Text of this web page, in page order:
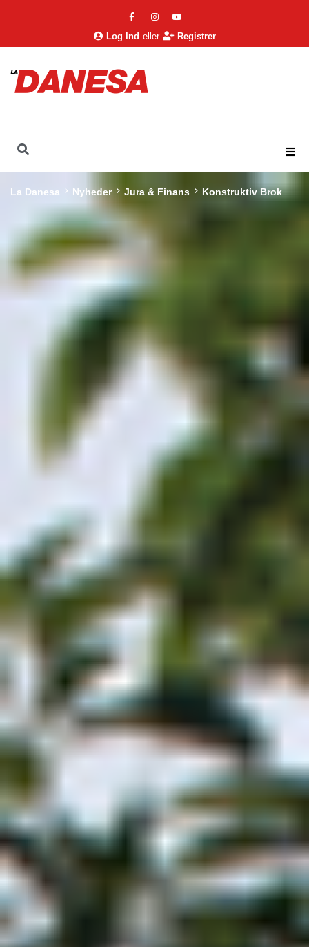
Log Ind eller Registrer
La Danesa Nyheder Jura & Finans Konstruktiv Brok